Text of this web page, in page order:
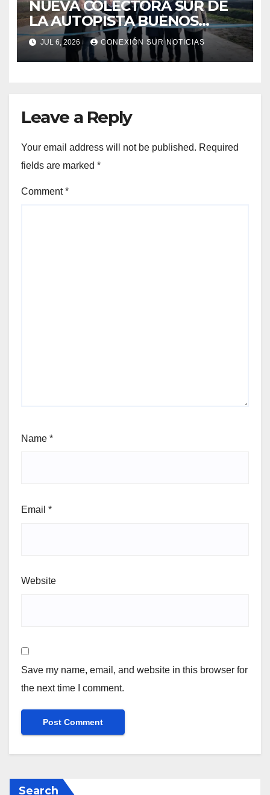
NUEVA COLECTORA SUR DE
LA AUTOPISTA BUENOS
AIRES-LA PLATA
JUL 6, 2026 CONEXIÓN SUR NOTICIAS
Leave a Reply
Your email address will not be published. Required
fields are marked *
Comment*
Name *
Email *
Website
Save my name, email, and website in this browser for
the next time I comment.
Search